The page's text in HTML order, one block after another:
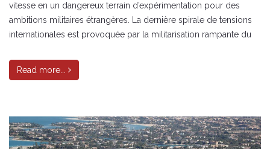
vitesse en un dangereux terrain d’expérimentation pour des
ambitions militaires étrangères. La dernière spirale de tensions
internationales est provoquée par la militarisation rampante du
Read more...